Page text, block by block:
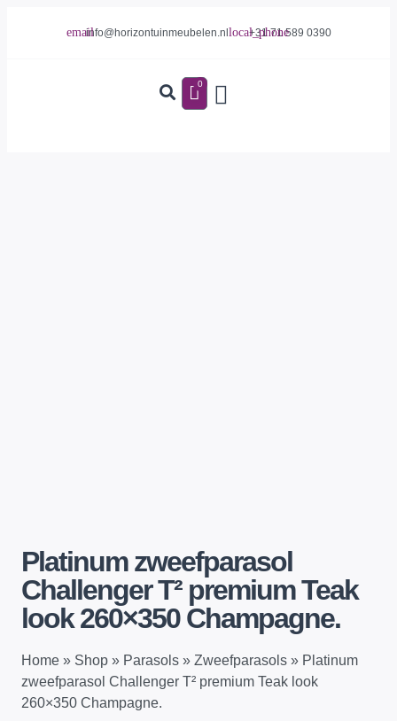
info@horizontuinmeubelen.nl +31 71 589 0390
0
Platinum zweefparasol
Challenger T² premium Teak
look 260×350 Champagne.
Home » Shop » Parasols » Zweefparasols » Platinum
zweefparasol Challenger T² premium Teak look
260×350 Champagne.